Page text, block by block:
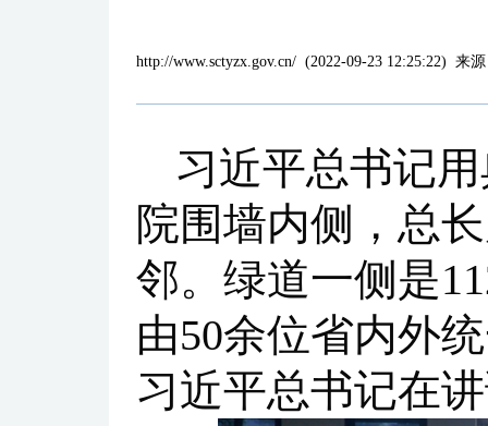
http://www.sctyzx.gov.cn/ (2022-09-23 12:25:22) 来
习近平总书记
院围墙内侧，总
邻。绿道一侧是
由50余位省内外
习近平总书记在